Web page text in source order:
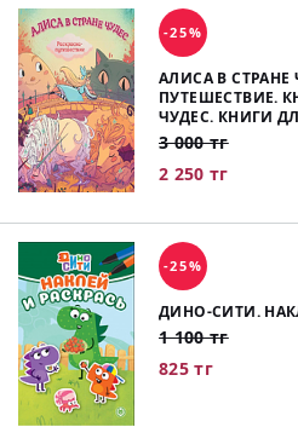
-25%
АЛИСА В СТРАНЕ
ПУТЕШЕСТВИЕ.
ЧУДЕС. КНИГИ
3 000 тг
2 250 тг
-25%
ДИНО-СИТИ.
1 100 тг
825 тг